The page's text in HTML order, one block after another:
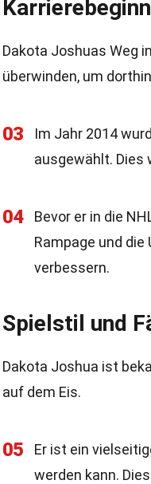
Dakota Joshuas Weg
überwinden, um
03
Im Jahr 2014
ausgewählt. Dies
04
Bevor er in die
Rampage und
verbessern.
Spielstil und
Dakota Joshua ist
auf dem Eis.
05
Er ist ein
werden kann.